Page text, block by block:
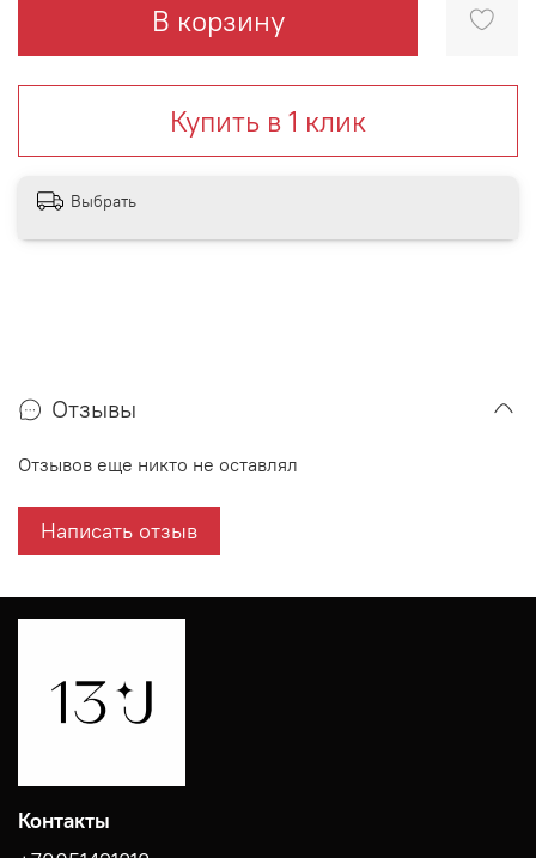
В корзину
Купить в 1 клик
Выбрать
Отзывы
Отзывов еще никто не оставлял
Написать отзыв
Контакты